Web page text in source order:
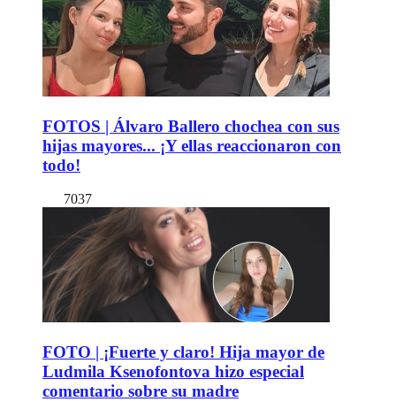
FOTOS | Álvaro Ballero chochea con sus
hijas mayores... ¡Y ellas reaccionaron con
todo!
7037
FOTO | ¡Fuerte y claro! Hija mayor de
Ludmila Ksenofontova hizo especial
comentario sobre su madre